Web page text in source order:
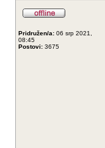
Pridružen/a: 06 srp 2021,
08:45
Postovi: 3675